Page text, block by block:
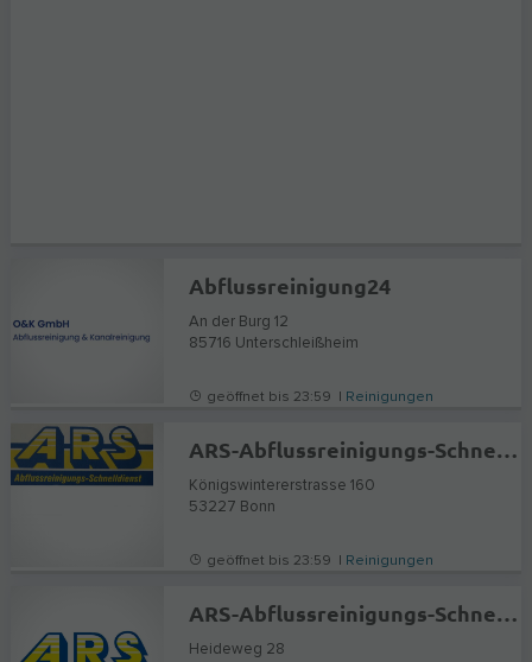
Abflussreinigung24
An der Burg 12
85716 Unterschleißheim
geöffnet bis 23:59 | Reinigungen
ARS-Abflussreinigungs-Schnelldienst
Königswintererstrasse 160
53227 Bonn
geöffnet bis 23:59 | Reinigungen
ARS-Abflussreinigungs-Schnelldienst
Heideweg 28